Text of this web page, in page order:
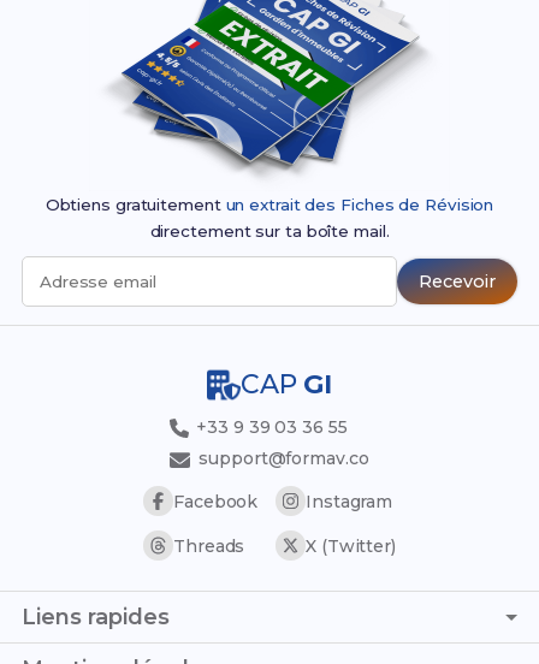
Obtiens gratuitement un extrait des Fiches de Révision
directement sur ta boîte mail.
Adresse email Recevoir
CAP GI
+33 9 39 03 36 55
support@formav.co
Facebook
Instagram
Threads X (Twitter)
Liens rapides